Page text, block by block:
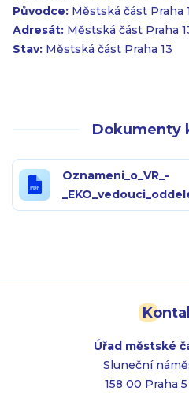
Původce: Městská část Praha
Adresát: Městská část Praha
Stav: Městská část Praha 13
Dokumenty
Oznameni_o_VR_-
Úřad městské
Sluneční
158 00 Praha